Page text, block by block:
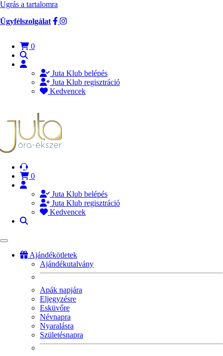
Ugrás a tartalomra
Ügyfélszolgálat
0
Juta Klub belépés
Juta Klub regisztráció
Kedvencek
0
Juta Klub belépés
Juta Klub regisztráció
Kedvencek
Ajándékötletek
Ajándékutalvány
Apák napjára
Eljegyzésre
Esküvőre
Névnapra
Nyaralásra
Születésnapra